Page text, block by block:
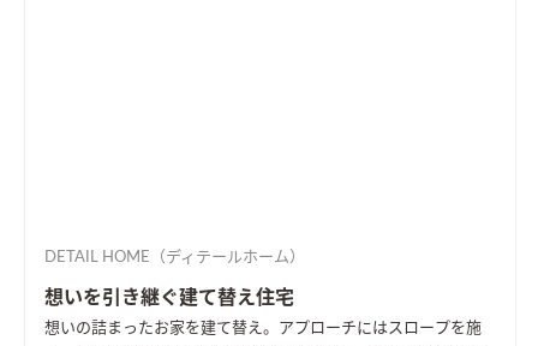
DETAIL HOME（ディテールホーム）
想いを引き継ぐ建て替え住宅
想いの詰まったお家を建て替え。アプローチにはスロープを施